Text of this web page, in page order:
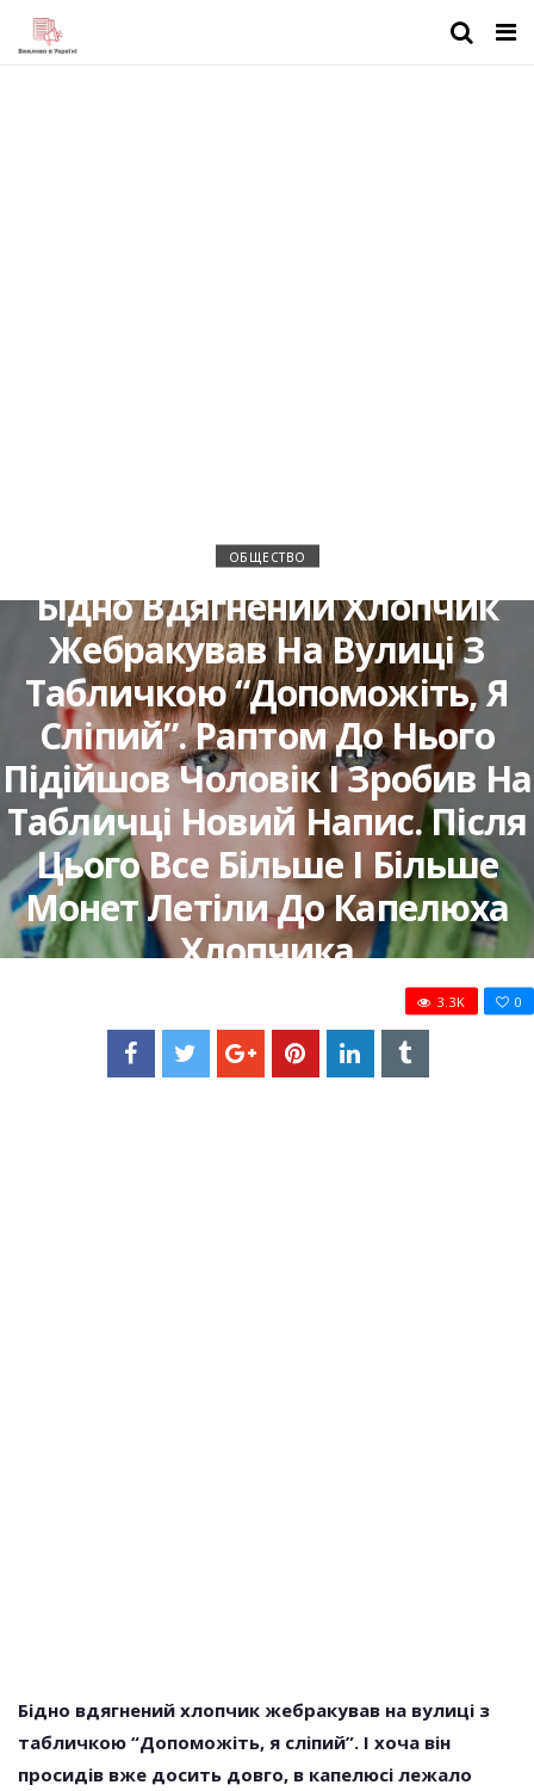
ОБЩЕСТВО
Бідно Вдягнений Хлопчик
Жeбракував На Вулиці З
Табличкою “Допоможіть, Я
Слiпий”. Раптом До Нього
Підійшов Чоловік І Зробив На
Табличці Новий Напис. Після
Цього Все Більше І Більше
Монет Летіли До Капелюха
Хлопчика
0
3.3K
Бідно вдягнений хлопчик жебракував на вулиці з
табличкою “Допоможіть, я сліпий”. І хоча він
просидів вже досить довго, в капелюсі лежало